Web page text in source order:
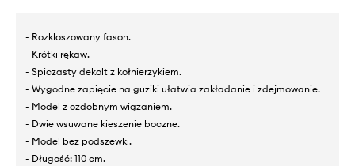
- Rozkloszowany fason.
- Krótki rękaw.
- Spiczasty dekolt z kołnierzykiem.
- Wygodne zapięcie na guziki ułatwia zakładanie i zdejmowanie.
- Model z ozdobnym wiązaniem.
- Dwie wsuwane kieszenie boczne.
- Model bez podszewki.
- Długość: 110 cm.